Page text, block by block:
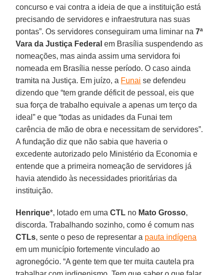
concurso e vai contra a ideia de que a instituição está
precisando de servidores e infraestrutura nas suas
pontas”. Os servidores conseguiram uma liminar na7ª
Vara da Justiça Federal em Brasília suspendendo as
nomeações, mas ainda assim uma servidora foi
nomeada em Brasília nesse período. O caso ainda
tramita na Justiça. Em juízo, a Funai se defendeu
dizendo que “tem grande déficit de pessoal, eis que
sua força de trabalho equivale a apenas um terço da
ideal” e que “todas as unidades da Funai tem
carência de mão de obra e necessitam de servidores”.
A fundação diz que não sabia que haveria o
excedente autorizado pelo Ministério da Economia e
entende que a primeira nomeação de servidores já
havia atendido às necessidades prioritárias da
instituição.
Henrique*, lotado em umaCTL no Mato Grosso,
discorda. Trabalhando sozinho, como é comum nas
CTLs, sente o peso de representar a pauta indígena
em um município fortemente vinculado ao
agronegócio. “A gente tem que ter muita cautela pra